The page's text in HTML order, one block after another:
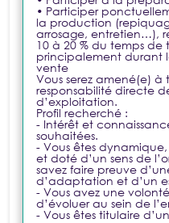
• Participer
la production
arrosage, entretien…),
10 à 20 % du temps de
principalement durant
vente
Vous serez amené(e) à
responsabilité directe
d’exploitation.
Profil recherché :
- Intérêt et
souhaitées.
- Vous êtes
et doté d’un sens de
savez faire preuve
d’adaptation et d’un
- Vous avez une
d’évoluer au sein de
- Vous êtes titulaire